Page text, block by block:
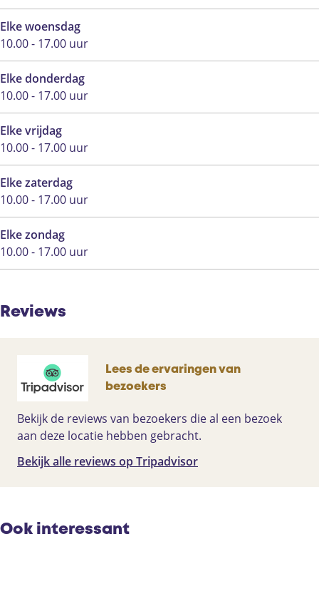
Elke woensdag
10.00 - 17.00 uur
Elke donderdag
10.00 - 17.00 uur
Elke vrijdag
10.00 - 17.00 uur
Elke zaterdag
10.00 - 17.00 uur
Elke zondag
10.00 - 17.00 uur
Reviews
Lees de ervaringen van
bezoekers
Bekijk de reviews van bezoekers die al een bezoek
aan deze locatie hebben gebracht.
Bekijk alle reviews op Tripadvisor
Ook interessant